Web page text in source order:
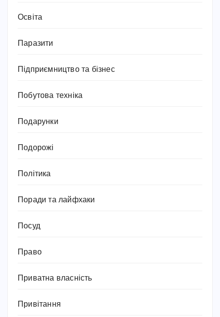
Освіта
Паразити
Підприємництво та бізнес
Побутова техніка
Подарунки
Подорожі
Політика
Поради та лайфхаки
Посуд
Право
Приватна власність
Привітання